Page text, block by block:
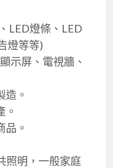
LED燈條、LED
燈等等)
示屏、電視牆、
造。
。
品。
照明，一般家庭